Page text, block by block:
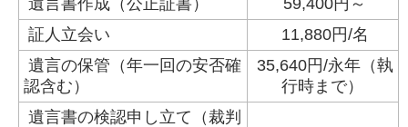
証人立会い
11,880円/名
遺言の保管（年一回の安否確
認含む）
35,640円/永年（執
行時まで）
遺言書の検認申し立て（裁判